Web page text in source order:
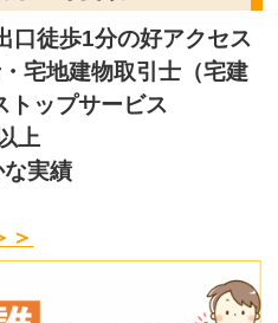
口徒歩1分の好アクセス
宅地建物取引士（宅建
トップサービス
上
実績
＞